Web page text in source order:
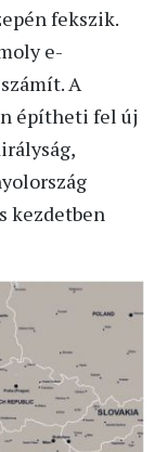
fekszik.
e-
A
építheti fel új
kezdetben